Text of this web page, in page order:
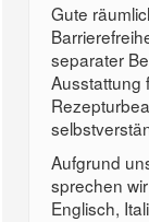
Gute
separater
Ausstattung
Aufgrund
sprechen
Englisch,